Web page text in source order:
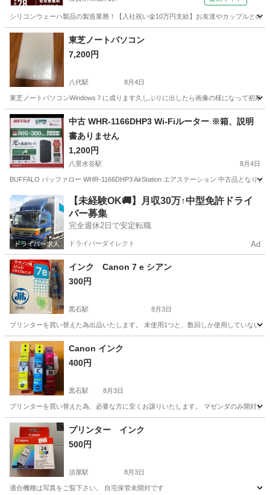
シリコンウェーハ製品の製造業務！【入社祝い金10万円支給】お友達やカップルと
佐賀 伊万里市 東山代駅
東芝ノートパソコン
7,200円
八代駅 8月4日
東芝ノートパソコンWindows７に成ります久しぶりに出したら画像の様になって初期
熊本 八代市 八代駅
中古 WHR-1166DHP3 Wi-Fiルーター ※箱、説明
書ありません
1,200円
八景水谷駅 8月4日
BUFFALO バッファロー WHR-1166DHP3 AirStation エアステーション 中古品となり
熊本 熊本市 八景水谷駅 周辺機器 ルーター
【未経験OK🚚】月収30万↑中型免許ドライ
バー募集
完全週休2日で安定転職
ドライバーダイレクト Ad
インク Canon 7 e シアン
300円
黒石駅 8月3日
プリンターを買い替えた為出品いたします。 未使用1つと、数回しか使用していない
熊本 合志市 プリンター
Canon インク
400円
黒石駅 8月3日
プリンターを買い替えた為、必要な方に安くお譲りいたします。 マゼンダのみ開封し
熊本 合志市 黒石駅 プリンター
プリンター インク
500円
須屋駅 8月3日
適合機種は写真をご覧下さい。 自宅保管未開封です